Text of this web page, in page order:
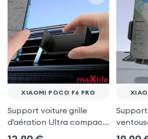
XIAOMI POCO F6 PRO
Support voiture grille
d'aération Ultra compact
pour Xiaomi Poco F6 Pro
Xiaomi